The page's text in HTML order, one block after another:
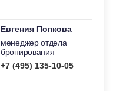
Евгения Попкова
менеджер отдела
бронирования
+7 (495) 135-10-05